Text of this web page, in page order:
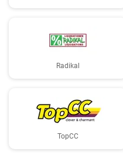
Radikal
TopCC